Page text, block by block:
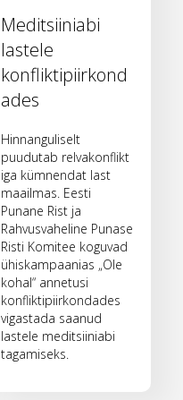
Meditsiiniabi
lastele
konfliktipiirkond
ades
Hinnanguliselt
puudutab relvakonflikt
iga kümnendat last
maailmas. Eesti
Punane Rist ja
Rahvusvaheline Punase
Risti Komitee koguvad
ühiskampaanias „Ole
kohal“ annetusi
konfliktipiirkondades
vigastada saanud
lastele meditsiiniabi
tagamiseks.